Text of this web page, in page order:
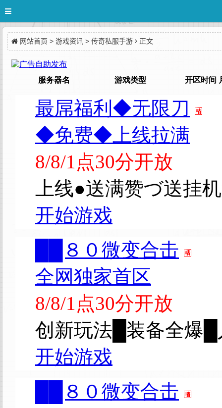
网站首页 > 游戏资讯 > 传奇私服手游 正文